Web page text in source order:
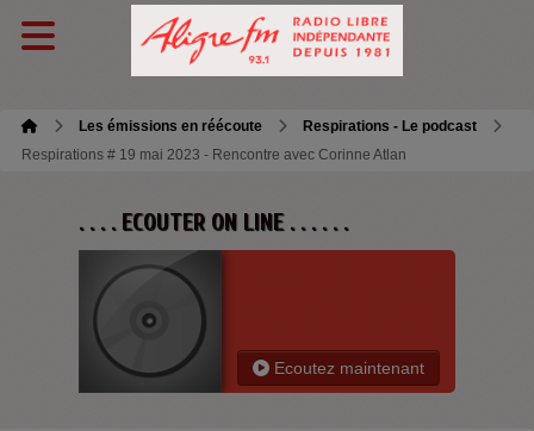
Les émissions en réécoute
Respirations - Le podcast
Respirations # 19 mai 2023 - Rencontre avec Corinne Atlan
. . . . ECOUTER ON LINE . . . . . .
Ecoutez maintenant